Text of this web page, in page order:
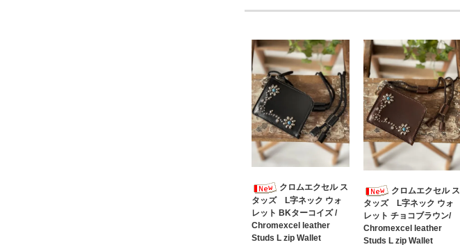
クロムエクセル ス
タッズ L字ネック ウォ
レット BKターコイズ /
Chromexcel leather
Studs L zip Wallet
クロムエクセル ス
タッズ L字ネック ウォ
レット チョコブラウン/
Chromexcel leather
Studs L zip Wallet